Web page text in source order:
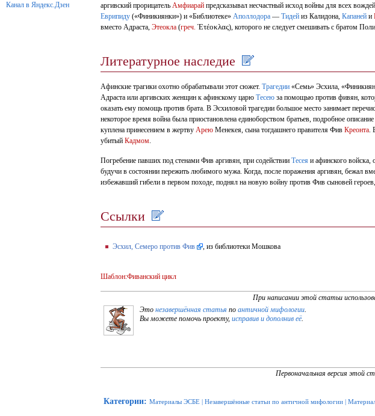
Канал в Яндекс.Дзен
аргивский прорицатель Амфиарай предсказывал несчастный исход войны для всех
Еврипиду («Финикиянки») и «Библиотеке» Аполлодора — Тидей из Калидона, Капаней и
вместо Адраста, Этеокла (греч. Ἐτέοκλας), которого не следует смешивать с братом
Литературное наследие
Афинские трагики охотно обрабатывали этот сюжет. Трагедии «Семь» Эсхила,
Адраста или аргивских женщин к афинскому царю Теcею за помощью против фивян,
оказать ему помощь против брата. В Эсхиловой трагедии большое место занимает
некоторое время война была приостановлена единоборством братьев, подробное
куплена принесением в жертву Арею Менекея, сына тогдашнего правителя Фив Креонта.
убитый Кадмом.
Погребение павших под стенами Фив аргивян, при содействии Теcея и афинского
будучи в состоянии пережить любимого мужа. Когда, после поражения аргивян, бежал
избежавший гибели в первом походе, поднял на новую войну против Фив сыновей
Ссылки
Эсхил, Семеро против Фив , из библиотеки Мошкова
Шаблон:Фиванский цикл
При написании этой статьи
Это незавершённая статья по античной мифологии
Вы можете помочь проекту, исправив и дополнив её.
Первоначальная версия этой
Категории: Материалы ЭСБЕ | Незавершённые статьи по античной мифологии |